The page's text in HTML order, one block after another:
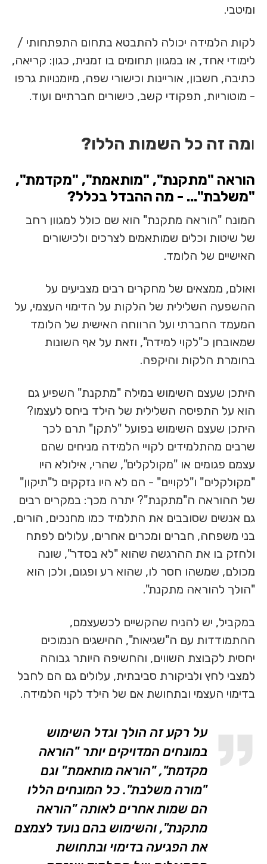
ומיטבי.
לקות הלמידה יכולה להתבטא בתחום התפתחותי /
לימודי אחד, או במגוון תחומים בו זמנית, כגון: קריאה,
כתיבה, חשבון, אוריינות וכישורי שפה, מיומנויות גרפו
- מוטוריות, תפקודי קשב, כישורים חברתיים ועוד.
ומה זה כל השמות הללו?
הוראה "מתקנת", "מותאמת", "מקדמת",
"משלבת"... - מה ההבדל בכלל?
המונח "הוראה מתקנת" הוא שם כולל למגוון רחב
של שיטות וכלים שמותאמים לצרכים ולכישורים
האישיים של הלומד.
ואולם, ממצאים של מחקרים רבים מצביעים על
ההשפעה השלילית של הלקות על הדימוי העצמי, על
המעמד החברתי ועל הרווחה האישית של הלומד
שמאובחן כ"לקוי למידה", וזאת על אף השונות
בחומרת הלקות והיקפה.
היתכן שעצם השימוש במילה "מתקנת" השפיע גם
הוא על התפיסה השלילית של הילד ביחס לעצמו?
היתכן שעצם השימוש בפועל "לתקן" תרם לכך
שרבים מהתלמידים לקויי הלמידה מניחים שהם
עצמם פגומים או "מקולקלים", שהרי, אילולא היו
"מקולקלים" ו"לקויים" - הם לא היו נזקקים ל"תיקון"
של ההוראה ה"מתקנת"? יתרה מכך: במקרים רבים
גם אנשים שסובבים את התלמיד כמו מחנכים, הורים,
בני משפחה, חברים ומכרים אחרים, עלולים לפתח
ולחזק בו את ההרגשה שהוא "לא בסדר", שונה
מכולם, שמשהו חסר לו, שהוא רע ופגום, ולכן הוא
"הולך להוראה מתקנת".
במקביל, יש להניח שהקשיים לכשעצמם,
ההתמודדות עם ה"שגיאות", ההישגים הנמוכים
יחסית לקבוצת השווים, והחשיפה היותר גבוהה
למצבי לחץ ולביקורת סביבתית, עלולים גם הם לחבל
בדימוי העצמי ובתחושת אם של הילד לקוי הלמידה.
על רקע זה הולך וגדל השימוש
במונחים המדויקים יותר "הוראה
מקדמת", "הוראה מותאמת" וגם
"מורה משלבת". כל המונחים הללו
הם שמות אחרים לאותה "הוראה
מתקנת", והשימוש בהם נועד לצמצם
את הפגיעה בדימוי ובתחושת